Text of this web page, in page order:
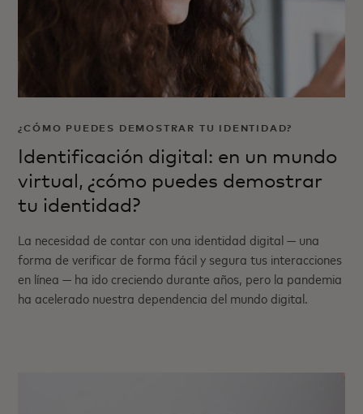
¿CÓMO PUEDES DEMOSTRAR TU IDENTIDAD?
Identificación digital: en un mundo
virtual, ¿cómo puedes demostrar
tu identidad?
La necesidad de contar con una identidad digital — una
forma de verificar de forma fácil y segura tus interacciones
en línea — ha ido creciendo durante años, pero la pandemia
ha acelerado nuestra dependencia del mundo digital.